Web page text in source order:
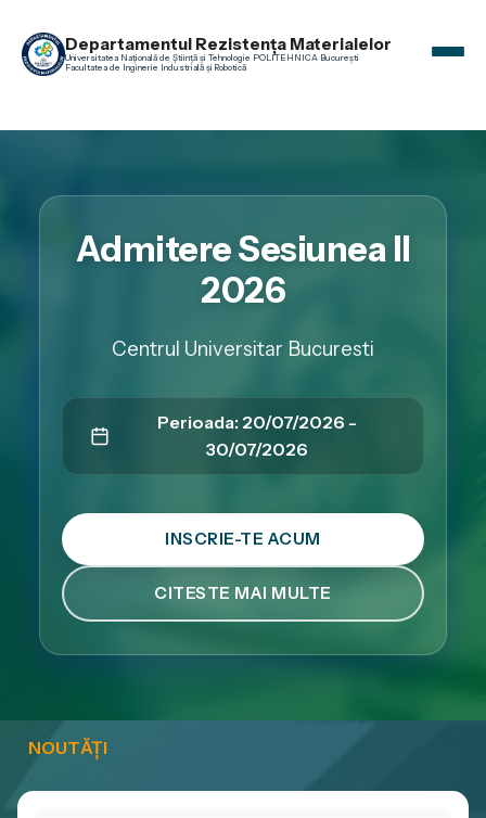
Departamentul Rezistența Materialelor
Universitatea Națională de Știință și Tehnologie POLITEHNICA București
Facultatea de Inginerie Industrială și Robotică
Admitere
Programe de studii
Evenimente
Admitere Sesiunea II
2026
Centrul Universitar Bucuresti
Perioada: 20/07/2026 -
30/07/2026
INSCRIE-TE ACUM
CITESTE MAI MULTE
NOUTĂȚI